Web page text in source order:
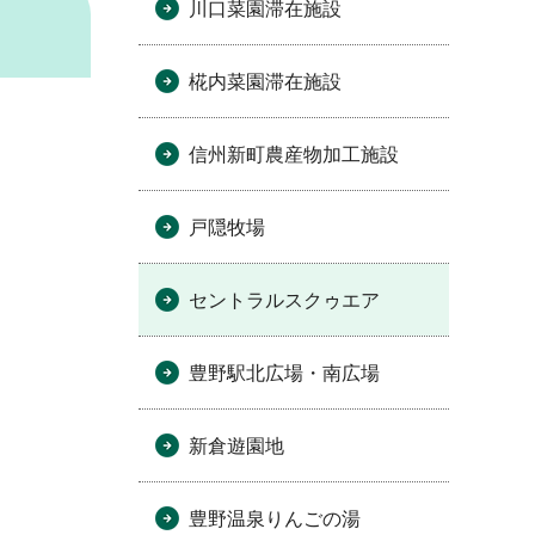
川口菜園滞在施設
椛内菜園滞在施設
信州新町農産物加工施設
戸隠牧場
セントラルスクゥエア
豊野駅北広場・南広場
新倉遊園地
豊野温泉りんごの湯